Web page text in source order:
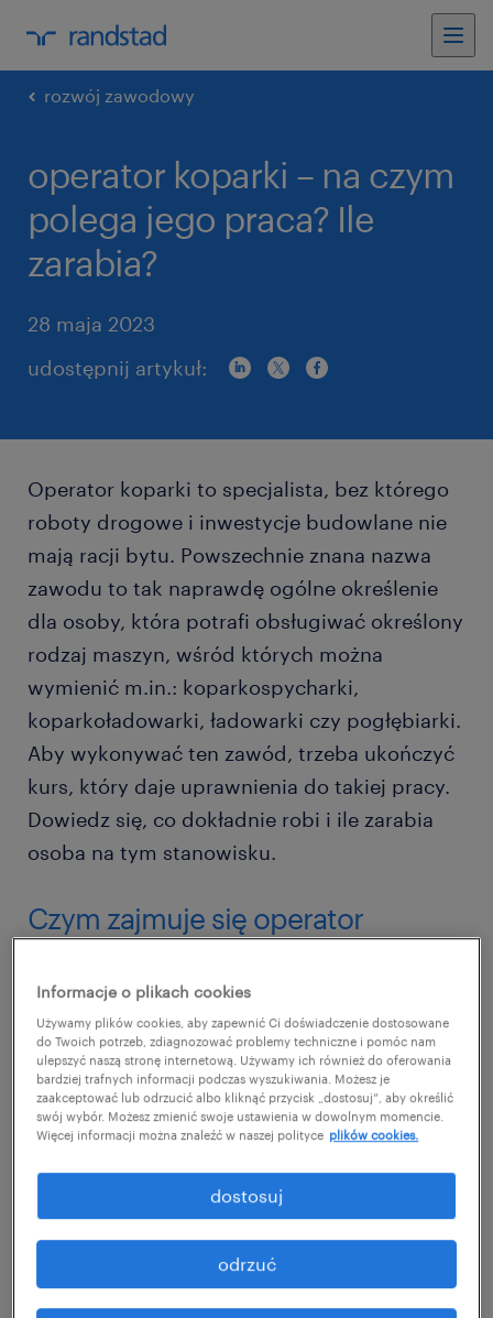
rozwój zawodowy
operator koparki – na czym
polega jego praca? Ile
zarabia?
28 maja 2023
udostępnij artykuł:
Operator koparki to specjalista, bez którego
roboty drogowe i inwestycje budowlane nie
mają racji bytu. Powszechnie znana nazwa
zawodu to tak naprawdę ogólne określenie
dla osoby, która potrafi obsługiwać określony
rodzaj maszyn, wśród których można
wymienić m.in.: koparkospycharki,
koparkoładowarki, ładowarki czy pogłębiarki.
Aby wykonywać ten zawód, trzeba ukończyć
kurs, który daje uprawnienia do takiej pracy.
Dowiedz się, co dokładnie robi i ile zarabia
osoba na tym stanowisku.
Czym zajmuje się operator
koparki?
Operator koparki to poszukiwany specjalista.
Nie są mu potrzebne wyższe studia – choć
oczywiście może podnosić swoje kwalifikacje
– aby stać się osobą, bez której inwestycje
budowlane czy roboty drogowe nie mogą
prawidłowo funkcjonować. Do
podstawowych zadań operatora koparki
należą m.in.:
prowadzenie wykopów,
Informacje o plikach cookies
Używamy plików cookies, aby zapewnić Ci doświadczenie dostosowane
do Twoich potrzeb, zdiagnozować problemy techniczne i pomóc nam
ulepszyć naszą stronę internetową. Używamy ich również do oferowania
bardziej trafnych informacji podczas wyszukiwania. Możesz je
zaakceptować lub odrzucić albo kliknąć przycisk „dostosuj”, aby określić
swój wybór. Możesz zmienić swoje ustawienia w dowolnym momencie.
Więcej informacji można znaleźć w naszej polityce plików cookies.
odrzuć
dostosuj